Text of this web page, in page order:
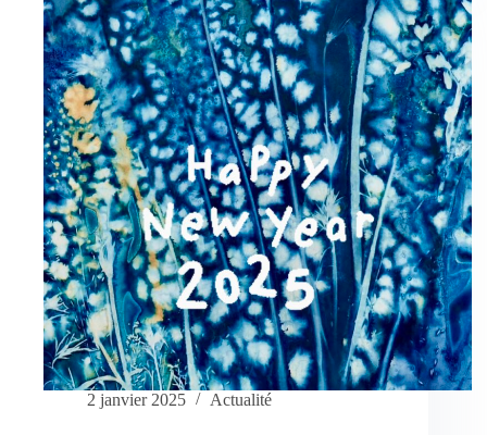
2025
2 janvier 2025 Actualité